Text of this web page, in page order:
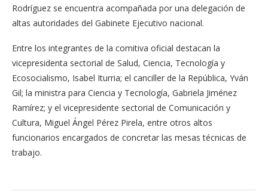
Rodríguez se encuentra acompañada por una delegación de
altas autoridades del Gabinete Ejecutivo nacional.
Entre los integrantes de la comitiva oficial destacan la
vicepresidenta sectorial de Salud, Ciencia, Tecnología y
Ecosocialismo, Isabel Iturria; el canciller de la República, Yván
Gil; la ministra para Ciencia y Tecnología, Gabriela Jiménez
Ramírez; y el vicepresidente sectorial de Comunicación y
Cultura, Miguel Ángel Pérez Pirela, entre otros altos
funcionarios encargados de concretar las mesas técnicas de
trabajo.